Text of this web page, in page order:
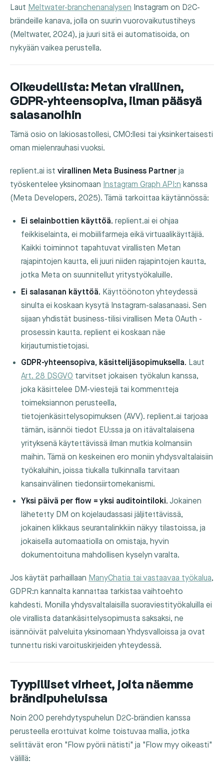
Laut Meltwater-branchenanalysen Instagram on D2C-
brändeille kanava, jolla on suurin vuorovaikutustiheys
(Meltwater, 2024), ja juuri sitä ei automatisoida, on
nykyään vaikea perustella.
Oikeudellista: Metan virallinen,
GDPR-yhteensopiva, ilman pääsyä
salasanoihin
Tämä osio on lakiosastollesi, CMO:llesi tai yksinkertaisesti
oman mielenrauhasi vuoksi.
replient.ai ist virallinen Meta Business Partner ja
työskentelee yksinomaan Instagram Graph API:n kanssa
(Meta Developers, 2025). Tämä tarkoittaa käytännössä:
Ei selainbottien käyttöä. replient.ai ei ohjaa
feikkiselainta, ei mobiilifarmeja eikä virtuaalikäyttäjiä.
Kaikki toiminnot tapahtuvat virallisten Metan
rajapintojen kautta, eli juuri niiden rajapintojen kautta,
jotka Meta on suunnitellut yritystyökaluille.
Ei salasanan käyttöä. Käyttöönoton yhteydessä
sinulta ei koskaan kysytä Instagram-salasanaasi. Sen
sijaan yhdistät business-tilisi virallisen Meta OAuth -
prosessin kautta. replient ei koskaan näe
kirjautumistietojasi.
GDPR-yhteensopiva, käsittelijäsopimuksella. Laut
Art. 28 DSGVO tarvitset jokaisen työkalun kanssa,
joka käsittelee DM-viestejä tai kommentteja
toimeksiannon perusteella,
tietojenkäsittelysopimuksen (AVV). replient.ai tarjoaa
tämän, isännöi tiedot EU:ssa ja on itävaltalaisena
yrityksenä käytettävissä ilman mutkia kolmansiin
maihin. Tämä on keskeinen ero moniin yhdysvaltalaisiin
työkaluihin, joissa tiukalla tulkinnalla tarvitaan
kansainvälinen tiedonsiirtomekanismi.
Yksi päivä per flow = yksi auditointiloki. Jokainen
lähetetty DM on kojelaudassasi jäljitettävissä,
jokainen klikkaus seurantalinkkiin näkyy tilastoissa, ja
jokaisella automaatiolla on omistaja, hyvin
dokumentoituna mahdollisen kyselyn varalta.
Jos käytät parhaillaan ManyChatia tai vastaavaa työkalua,
GDPR:n kannalta kannattaa tarkistaa vaihtoehto
kahdesti. Monilla yhdysvaltalaisilla suoraviestityökaluilla ei
ole virallista datankäsittelysopimusta saksaksi, ne
isännöivät palveluita yksinomaan Yhdysvalloissa ja ovat
tunnettu riski varoituskirjeiden yhteydessä.
Tyypilliset virheet, joita näemme
brändipuheluissa
Noin 200 perehdytyspuhelun D2C-brändien kanssa
perusteella erottuivat kolme toistuvaa mallia, jotka
selittävät eron "Flow pyörii nätisti" ja "Flow myy oikeasti"
välillä: